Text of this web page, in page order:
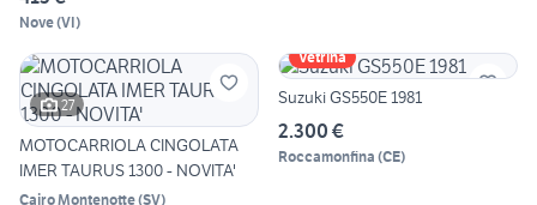
Nove(VI)
27
MOTOCARRIOLA CINGOLATA
IMER TAURUS 1300 - NOVITA'
Cairo Montenotte(SV)
Vetrina
Suzuki GS550E 1981
2.300 €
Roccamonfina (CE)